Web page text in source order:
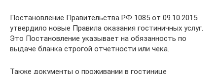
Постановление Правительства РФ 1085 от 09.10.2015
утвердило новые Правила оказания гостиничных услуг.
Это Постановление указывает на обязанность по
выдаче бланка строгой отчетности или чека.
Также документы о проживании в гостинице